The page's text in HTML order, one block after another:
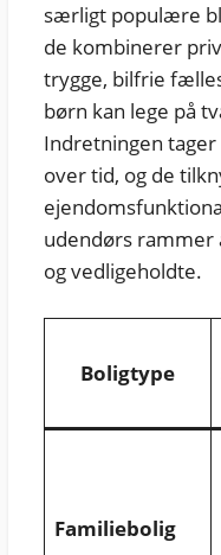
særligt populære
de kombinerer
trygge, bilfrie
børn kan lege på
Indretningen
over tid, og de
udendørs
og vedligeholdte.
Boligtype
Familiebolig